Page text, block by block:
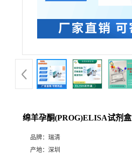
绵羊孕酮(PROG)ELISA试剂盒
品牌： 瑞清
产地： 深圳